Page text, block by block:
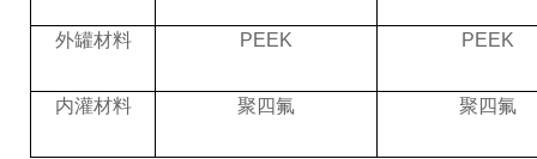
外罐材料 PEEK PEEK
内灌材料 聚四氟 聚四氟